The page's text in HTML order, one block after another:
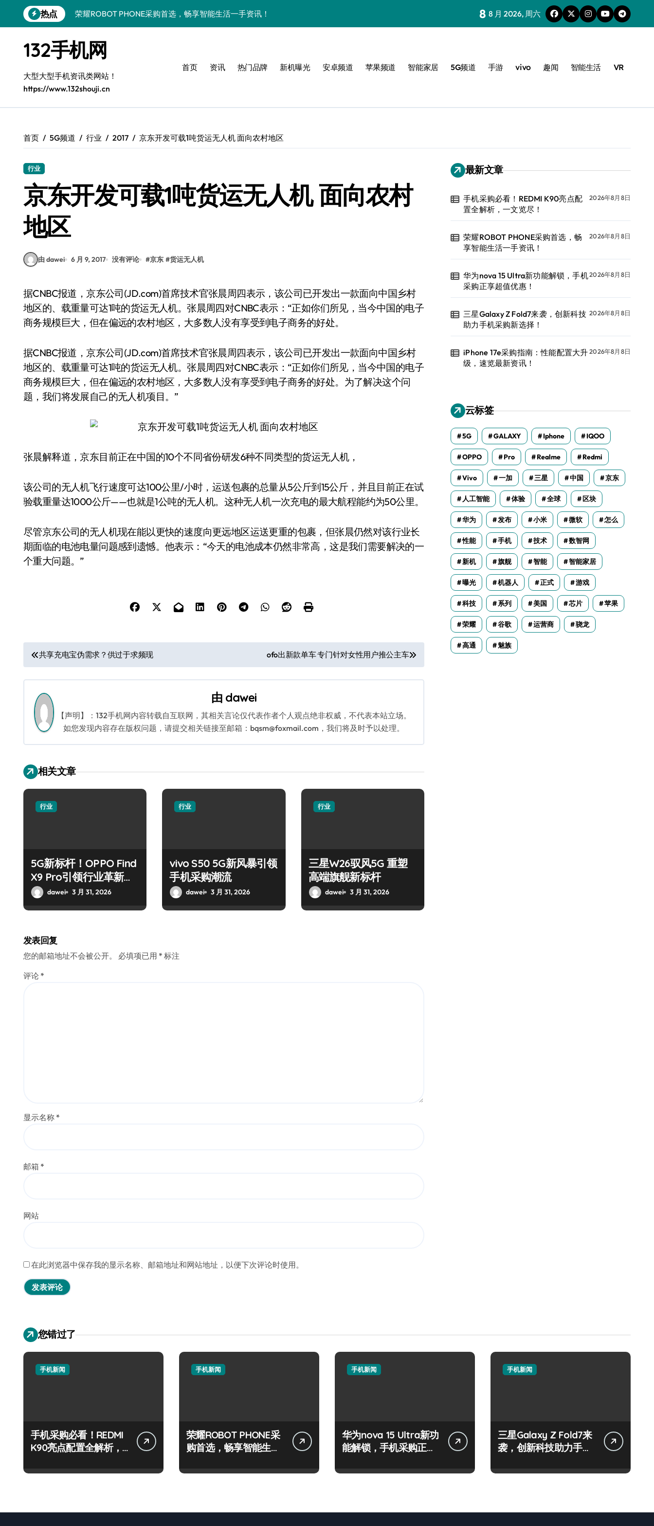
到
热点
荣耀ROBOT PHONE采购首选，畅享智能生活一手资讯！
三星Galaxy Z Fold7来袭，创新科技助力手机采购新选择！
iPhone 17e采购指南：性能配置大升级，速览最新资讯！
手机采购必看：小米17最新动态与超实用功能速递！
荣耀WIN RT采购指南：一机掌控，速览实用资讯新体验！
荣耀WIN RT资讯速递，手机采购新选择，一手资讯握掌中！
手机采购必看！REDMI K90亮点配置全解析，一文览尽！
8 8 月 2026, 周六
132手机网
大型大型手机资讯类网站！
https://www.132shouji.cn
首页 资讯 热门品牌 新机曝光 安卓频道 苹果频道 智能家居 5G频道 手游 vivo 趣闻 智能生活 VR
首页 5G频道 行业 2017 京东开发可载1吨货运无人机 面向农村地区
行业
京东开发可载1吨货运无人机 面向农村
地区
由 dawei 6 月 9, 2017 没有评论 #京东 #货运无人机
据CNBC报道，京东公司(JD.com)首席技术官张晨周四表示，该公司已开发出一款面向中国乡村
地区的、载重量可达1吨的货运无人机。张晨周四对CNBC表示：“正如你们所见，当今中国的电子
商务规模巨大，但在偏远的农村地区，大多数人没有享受到电子商务的好处。
据CNBC报道，京东公司(JD.com)首席技术官张晨周四表示，该公司已开发出一款面向中国乡村
地区的、载重量可达1吨的货运无人机。张晨周四对CNBC表示：“正如你们所见，当今中国的电子
商务规模巨大，但在偏远的农村地区，大多数人没有享受到电子商务的好处。为了解决这个问
题，我们将发展自己的无人机项目。”
张晨解释道，京东目前正在中国的10个不同省份研发6种不同类型的货运无人机，
该公司的无人机飞行速度可达100公里/小时，运送包裹的总量从5公斤到15公斤，并且目前正在试
验载重量达1000公斤——也就是1公吨的无人机。这种无人机一次充电的最大航程能约为50公里。
尽管京东公司的无人机现在能以更快的速度向更远地区运送更重的包裹，但张晨仍然对该行业长
期面临的电池电量问题感到遗憾。他表示：“今天的电池成本仍然非常高，这是我们需要解决的一
个重大问题。”
文
章
导
航
共享充电宝伪需求？供过于求频现 ofo出新款单车 专门针对女性用户推公主车
由 dawei
【声明】：132手机网内容转载自互联网，其相关言论仅代表作者个人观点绝非权威，不代表本站立场。
如您发现内容存在版权问题，请提交相关链接至邮箱：bqsm@foxmail.com，我们将及时予以处理。
相关文章
行业
5G新标杆！OPPO Find
X9 Pro引领行业革新风
潮
dawei 3 月 31, 2026
行业
vivo S50 5G新风暴引领
手机采购潮流
dawei 3 月 31, 2026
行业
三星W26驭风5G 重塑
高端旗舰新标杆
dawei 3 月 31, 2026
发表回复
您的邮箱地址不会被公开。 必填项已用 * 标注
评论 *
显示名称 *
邮箱 *
网站
在此浏览器中保存我的显示名称、邮箱地址和网站地址，以便下次评论时使用。
最新文章
手机采购必看！REDMI K90亮点配
置全解析，一文览尽！
2026年8月8日
荣耀ROBOT PHONE采购首选，畅
享智能生活一手资讯！
2026年8月8日
华为nova 15 Ultra新功能解锁，手机
采购正享超值优惠！
2026年8月8日
三星Galaxy Z Fold7来袭，创新科技
助力手机采购新选择！
2026年8月8日
iPhone 17e采购指南：性能配置大升
级，速览最新资讯！
2026年8月8日
云标签
5G GALAXY Iphone IQOO
OPPO Pro Realme Redmi
Vivo 一加 三星 中国 京东
人工智能 体验 全球 区块
华为 发布 小米 微软 怎么
性能 手机 技术 数智网
新机 旗舰 智能 智能家居
曝光 机器人 正式 游戏
科技 系列 美国 芯片 苹果
荣耀 谷歌 运营商 骁龙
高通 魅族
您错过了
手机新闻
手机采购必看！REDMI
K90亮点配置全解析，
手机新闻
荣耀ROBOT PHONE采
购首选，畅享智能生活
手机新闻
华为nova 15 Ultra新功
能解锁，手机采购正享
手机新闻
三星Galaxy Z Fold7来
袭，创新科技助力手机